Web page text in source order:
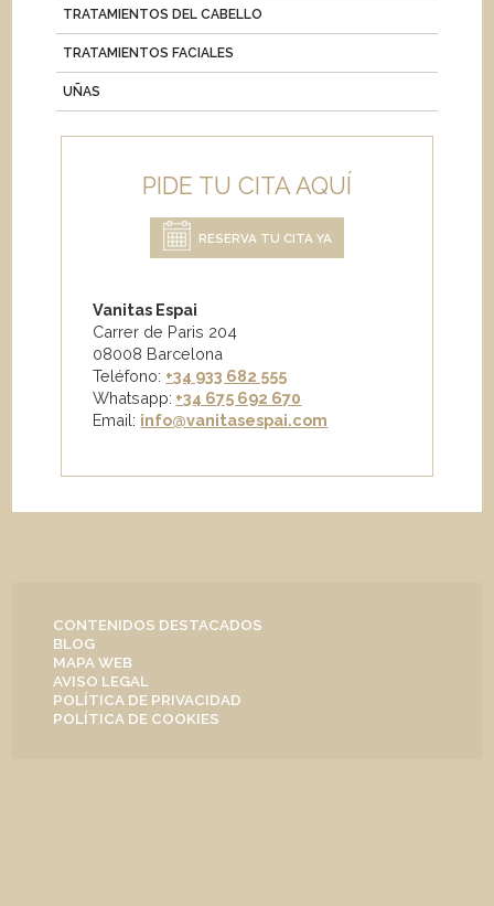
TRATAMIENTOS DEL CABELLO
TRATAMIENTOS FACIALES
UÑAS
PIDE TU CITA AQUÍ
RESERVA TU CITA YA
Vanitas Espai
Carrer de Paris 204
08008 Barcelona
Teléfono: +34 933 682 555
Whatsapp: +34 675 692 670
Email: info@vanitasespai.com
CONTENIDOS DESTACADOS
BLOG
MAPA WEB
AVISO LEGAL
POLÍTICA DE PRIVACIDAD
POLÍTICA DE COOKIES